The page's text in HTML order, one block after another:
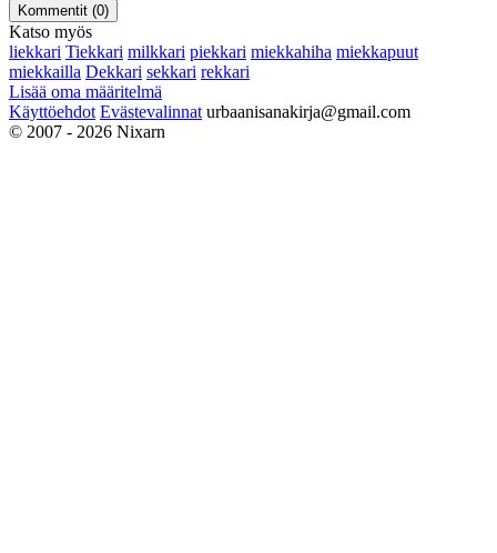
Kommentit (0)
Katso myös
liekkari Tiekkari milkkari piekkari miekkahiha miekkapuut
miekkailla Dekkari sekkari rekkari
Lisää oma määritelmä
Käyttöehdot Evästevalinnat urbaanisanakirja@gmail.com
© 2007 - 2026 Nixarn